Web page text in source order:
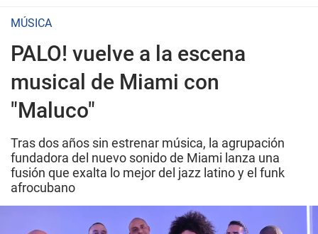
MÚSICA
PALO! vuelve a la escena
musical de Miami con
"Maluco"
Tras dos años sin estrenar música, la agrupación
fundadora del nuevo sonido de Miami lanza una
fusión que exalta lo mejor del jazz latino y el funk
afrocubano